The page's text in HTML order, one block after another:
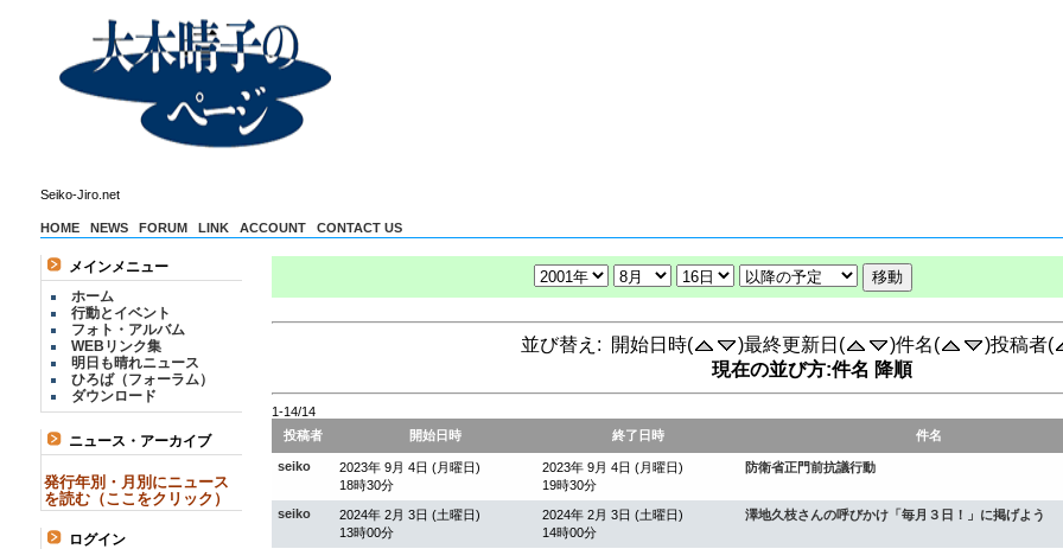
Seiko-Jiro.net
HOME NEWS FORUM LINK ACCOUNT CONTACT US
メインメニュー
ホーム
行動とイベント
フォト・アルバム
WEBリンク集
明日も晴れニュース
ひろば（フォーラム）
ダウンロード
ニュース・アーカイブ
発行年別・月別にニュース
を読む（ここをクリック）
ログイン
並び替え: 開始日時( )最終更新日( )件名( )投稿者(
現在の並び方:件名 降順
1-14/14
投稿者
開始日時 終了日時 件名
seiko
2023年 9月 4日 (月曜日)
18時30分
2023年 9月 4日 (月曜日)
19時30分
防衛省正門前抗議行動
seiko
2024年 2月 3日 (土曜日)
13時00分
2024年 2月 3日 (土曜日)
14時00分
澤地久枝さんの呼びかけ「毎月３日！」に掲げよう